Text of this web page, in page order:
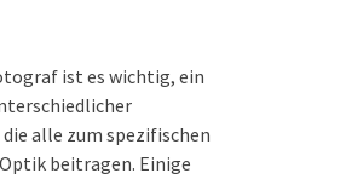
ist es wichtig, ein
alle zum spezifischen
beitragen. Einige